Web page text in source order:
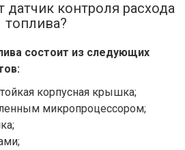
датчик контроля расхода
топлива?
состоит из следующих
корпусная крышка;
микропроцессором;